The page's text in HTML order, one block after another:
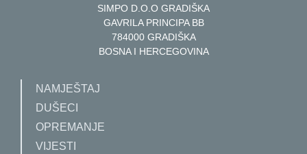
SIMPO D.O.O GRADIŠKA
GAVRILA PRINCIPA BB
784000 GRADIŠKA
BOSNA I HERCEGOVINA
NAMJEŠTAJ
DUŠECI
OPREMANJE
VIJESTI